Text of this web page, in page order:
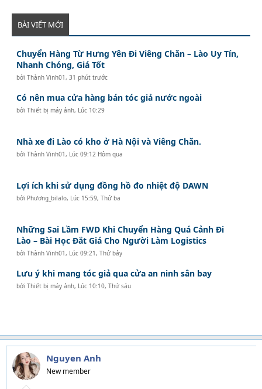
BÀI VIẾT MỚI
Chuyển Hàng Từ Hưng Yên Đi Viêng Chăn – Lào Uy Tín,
Nhanh Chóng, Giá Tốt
bởiThành Vinh01 ,31 phút trước
Có nên mua cửa hàng bán tóc giả nước ngoài
bởiThiết bị máy ảnh, Lúc 10:29
Nhà xe đi Lào có kho ở Hà Nội và Viêng Chăn.
bởiThành Vinh01 , Lúc 09:12 Hôm qua
Lợi ích khi sử dụng đồng hồ đo nhiệt độ DAWN
bởi Phương_bilalo, Lúc 15:59, Thứ ba
Những Sai Lầm FWD Khi Chuyển Hàng Quá Cảnh Đi
Lào – Bài Học Đắt Giá Cho Người Làm Logistics
bởiThành Vinh01 , Lúc 09:21, Thứ bảy
Lưu ý khi mang tóc giả qua cửa an ninh sân bay
bởiThiết bị máy ảnh, Lúc 10:10, Thứ sáu
Nguyen Anh
New member